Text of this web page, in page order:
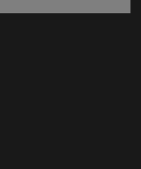
en nueva ventana)
nueva ventana)